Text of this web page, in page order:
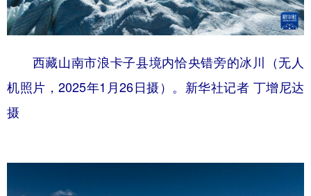
西藏山南市浪卡子县境内恰央错旁的冰川（无人
机照片，2025年1月26日摄）。新华社记者 丁增尼达
摄